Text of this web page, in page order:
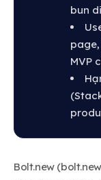
bun
MVP
Bolt.new